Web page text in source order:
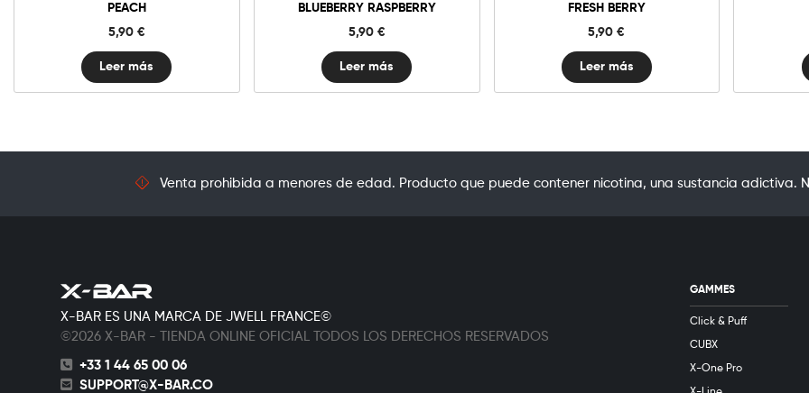
PEACH
5,90 €
Leer más
BLUEBERRY RASPBERRY
5,90 €
Leer más
FRESH BERRY
5,90€
Leer más
Venta prohibida a menores de edad. Producto que puede contener nicotina, una sustancia adictiva.
X-BAR ES UNA MARCA DE JWELL FRANCE©
©2026 X-BAR - TIENDA ONLINE OFICIAL TODOS LOS DERECHOS RESERVADOS
+33 1 44 65 00 06
SUPPORT@X-BAR.CO
GAMMES
Click & Puff
CUBX
X-One Pro